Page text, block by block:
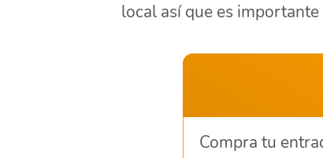
local así que es
Compra tu